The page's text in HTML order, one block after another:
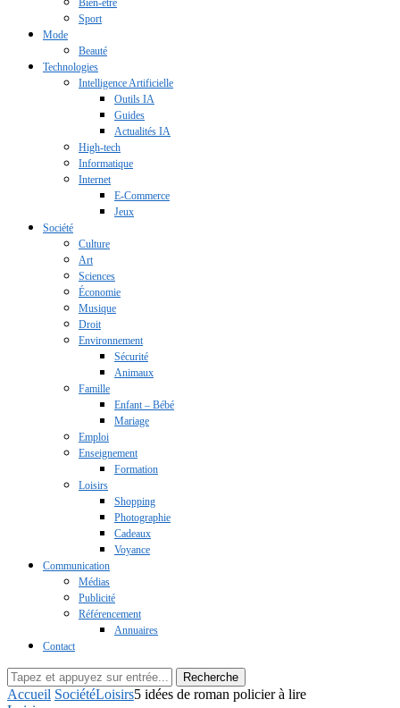
Bien-être
Sport
Mode
Beauté
Technologies
Intelligence Artificielle
Outils IA
Guides
Actualités IA
High-tech
Informatique
Internet
E-Commerce
Jeux
Société
Culture
Art
Sciences
Économie
Musique
Droit
Environnement
Sécurité
Animaux
Famille
Enfant – Bébé
Mariage
Emploi
Enseignement
Formation
Loisirs
Shopping
Photographie
Cadeaux
Voyance
Communication
Médias
Publicité
Référencement
Annuaires
Contact
Recherche
Accueil SociétéLoisirs5 idées de roman policier à lire